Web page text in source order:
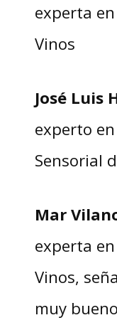
experta
Vinos
José Luis
experto
Sensorial
Mar
experta
Vinos,
muy